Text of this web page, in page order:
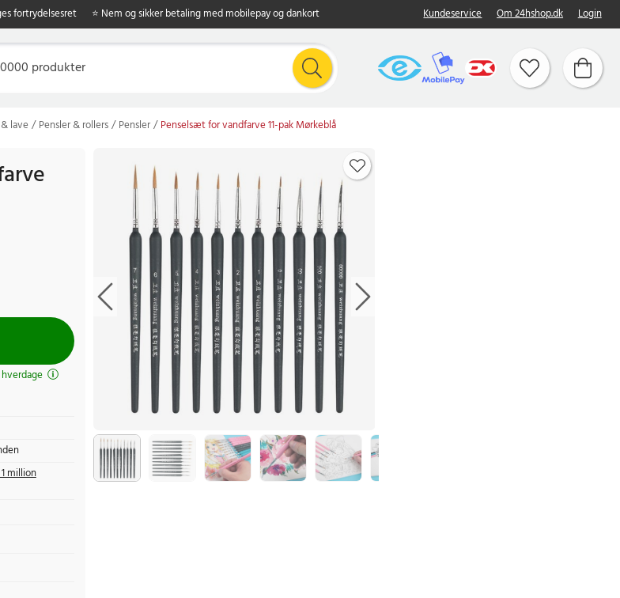
fortrydelsesret ⭐ Nem og sikker betaling med mobilepay og dankort Kundeservice Om 24hshop.dk Login
lave Pensler & rollers Pensler Penselsæt for vandfarve 11-pak Mørkeblå
million